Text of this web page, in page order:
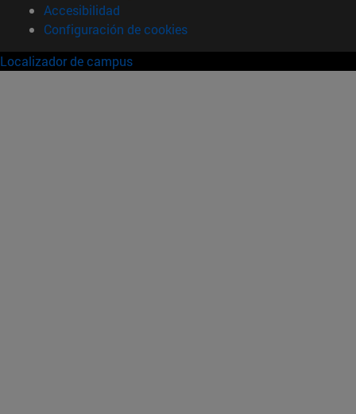
Accesibilidad
Configuración de cookies
Localizador de campus